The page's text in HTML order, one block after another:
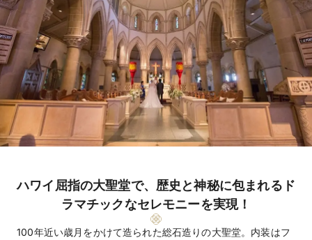
ハワイ屈指の大聖堂で、歴史と神秘に包まれるド
ラマチックなセレモニーを実現！
100年近い歳月をかけて造られた総石造りの大聖堂。内装はフ